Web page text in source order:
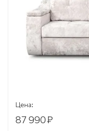
Цена:
87 990₽